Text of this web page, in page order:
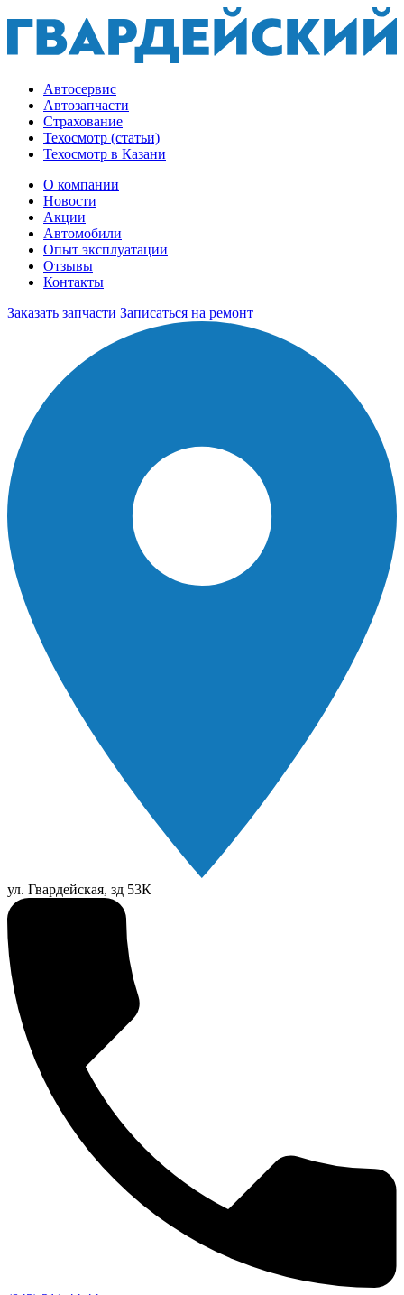
Автосервис
Автозапчасти
Страхование
Техосмотр (статьи)
Техосмотр в Казани
О компании
Новости
Акции
Автомобили
Опыт эксплуатации
Отзывы
Контакты
Заказать запчасти Записаться на ремонт
ул. Гвардейская, зд 53К